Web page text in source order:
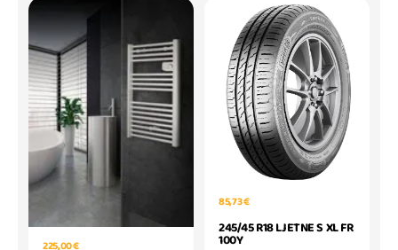
225,00 €
85,73 €
245/45 R18 LJETNE S XL FR
100Y